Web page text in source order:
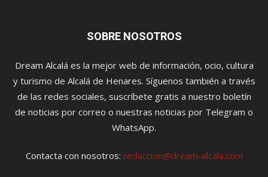
SOBRE NOSOTROS
Dream Alcalá es la mejor web de información, ocio, cultura
y turismo de Alcalá de Henares. Síguenos también a través
de las redes sociales, suscríbete gratis a nuestro boletín
de noticias por correo o nuestras noticias por Telegram o
WhatsApp.
Contacta con nosotros: redaccion@dream-alcala.com